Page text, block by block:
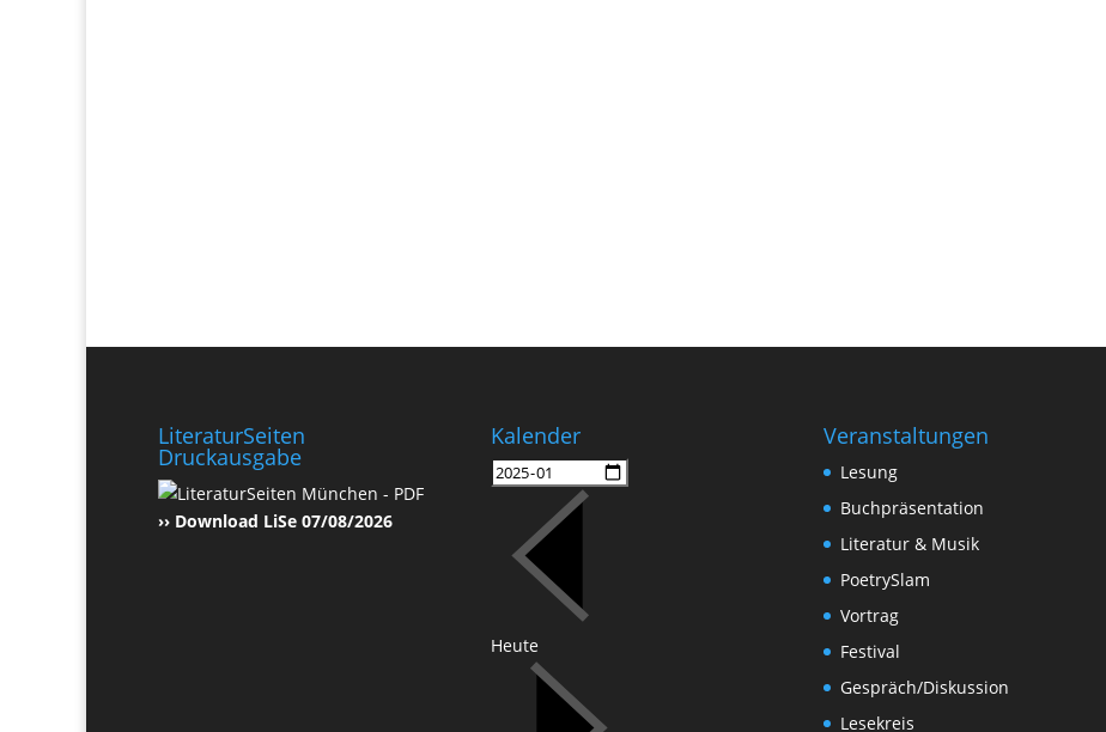
LiteraturSeiten
Druckausgabe
›› Download LiSe 07/08/2026
Kalender
Heute
Veranstaltungen
Lesung
Buchpräsentation
Literatur & Musik
PoetrySlam
Vortrag
Festival
Gespräch/Diskussion
Lesekreis